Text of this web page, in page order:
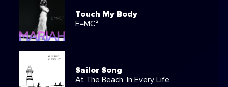
Touch My Body
E=MC²
Sailor Song
At The Beach, In Every Life